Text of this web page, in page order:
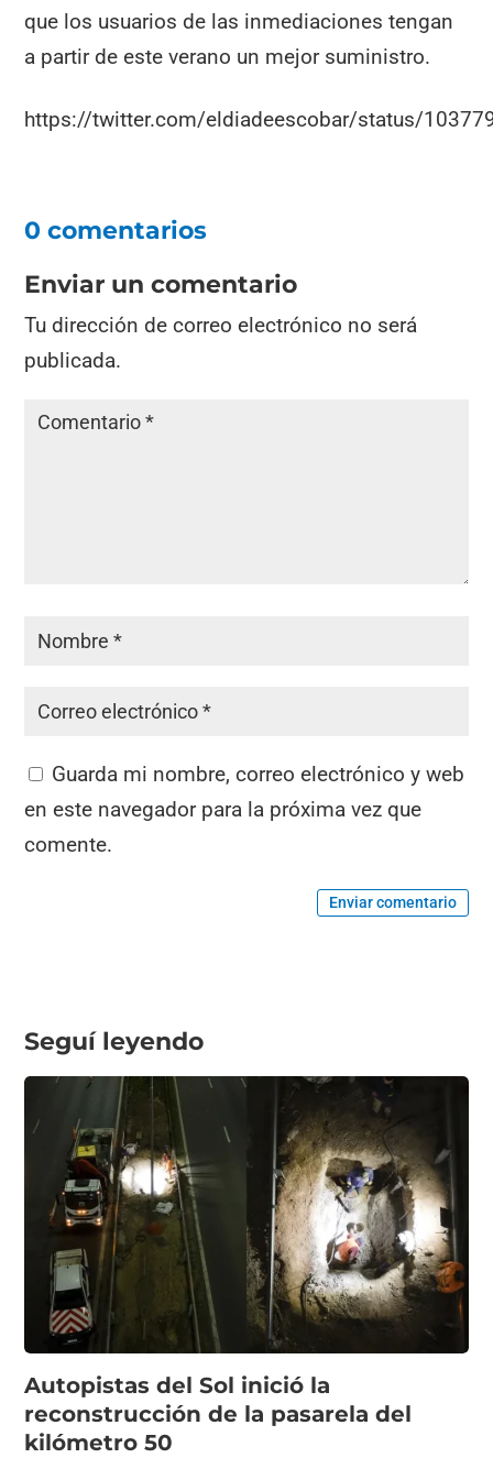
que los usuarios de las inmediaciones tengan
a partir de este verano un mejor suministro.
https://twitter.com/eldiadeescobar/status/
0 comentarios
Enviar un comentario
Tu dirección de correo electrónico no será
publicada.
Guarda mi nombre, correo electrónico y web
en este navegador para la próxima vez que
comente.
Enviar comentario
Seguí leyendo
Autopistas del Sol inició la
reconstrucción de la pasarela del
kilómetro 50